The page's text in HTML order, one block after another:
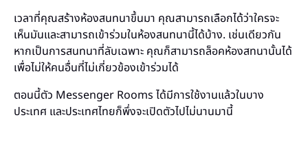
เวลาที่คุณสร้างห้องสนทนาขึ้นมา คุณสามารถเลือกได้ว่าใครจะ
เห็นมันและสามารถเข้าร่วมในห้องสนทนานี้ได้บ้าง. เช่นเดียวกัน
หากเป็นการสนทนาที่ลับเฉพาะ คุณก็สามารถล็อคห้องสทนานั้นได้
เพื่อไม่ให้คนอื่นที่ไม่เกี่ยวข้องเข้าร่วมได้
ตอนนี้ตัว Messenger Rooms ได้มีการใช้งานแล้วในบาง
ประเทศ และประเทศไทยก็พึ่งจะเปิดตัวไปไม่นานมานี้